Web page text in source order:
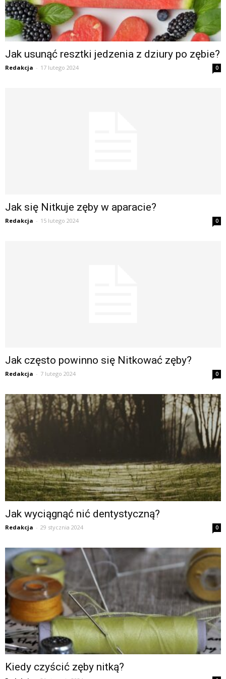
Jak usunąć resztki jedzenia z dziury po zębie?
Redakcja - 17 lutego 2024 0
Jak się Nitkuje zęby w aparacie?
Redakcja - 15 lutego 2024 0
Jak często powinno się Nitkować zęby?
Redakcja - 7 lutego 2024 0
Jak wyciągnąć nić dentystyczną?
Redakcja - 29 stycznia 2024 0
Kiedy czyścić zęby nitką?